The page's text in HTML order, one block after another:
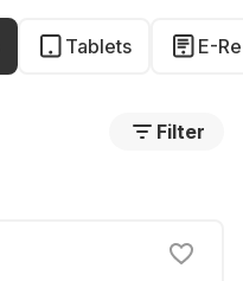
Tablets E-
Filter